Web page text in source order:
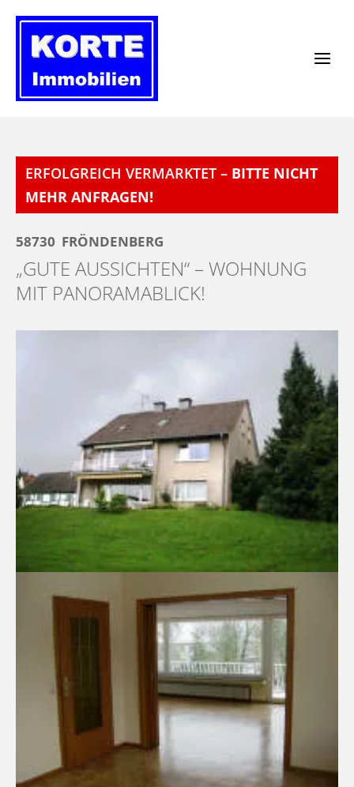
Inhalt
springen
ERFOLGREICH VERMARKTET – BITTE NICHT
MEHR ANFRAGEN!
58730 FRÖNDENBERG
„GUTE AUSSICHTEN“ – WOHNUNG
MIT PANORAMABLICK!